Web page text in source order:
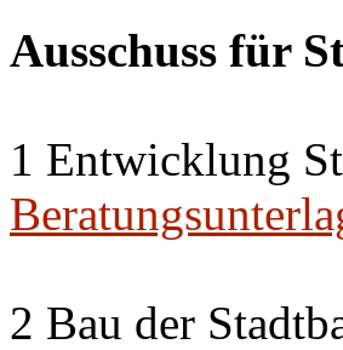
Ausschuss für
1 Entwicklung
2 Bau der